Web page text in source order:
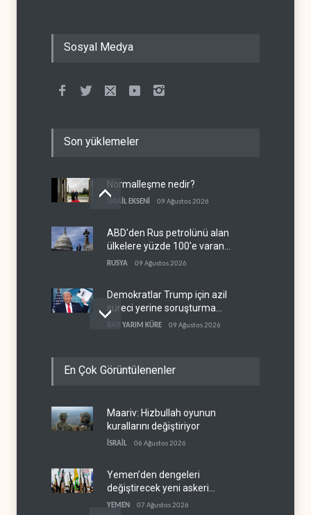
Sosyal Medya
Son yüklemeler
Normalleşme nedir?
İSRAİL EKSENİ 09 Ağustos 2026
ABD'den Rus petrolünü alan
ülkelere yüzde 100'e varan
gümrük vergisi
RUSYA 09 Ağustos 2026
Demokratlar Trump için azil
süreci yerine soruşturma
hazırlıyor
BATI YARIM KÜRE 09 Ağustos 2026
Afrika'daki petrol
Pentagon silah şirketlerine
21 gün süre verdi
BATI YARIM KÜRE
En Çok Görüntülenenler
Maariv: Hizbullah oyunun
kurallarını değiştiriyor
İSRAİL 06 Ağustos 2026
Yemen’den dengeleri
değiştirecek yeni askeri
denklem
YEMEN 07 Ağustos 2026